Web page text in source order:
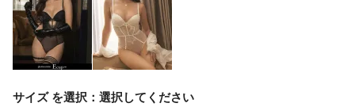
サイズ 選択してください